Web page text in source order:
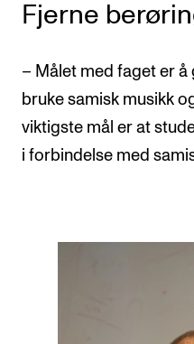
Fjerne
– Målet med faget er å
bruke samisk musikk
viktigste mål er at
i forbindelse med